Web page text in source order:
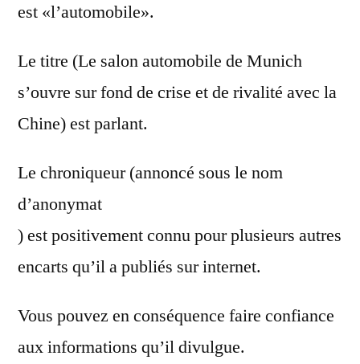
est «l’automobile».
Le titre (Le salon automobile de Munich
s’ouvre sur fond de crise et de rivalité avec la
Chine) est parlant.
Le chroniqueur (annoncé sous le nom
d’anonymat
) est positivement connu pour plusieurs autres
encarts qu’il a publiés sur internet.
Vous pouvez en conséquence faire confiance
aux informations qu’il divulgue.